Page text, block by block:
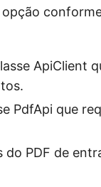
ApiClient
PdfApi que
PDF de